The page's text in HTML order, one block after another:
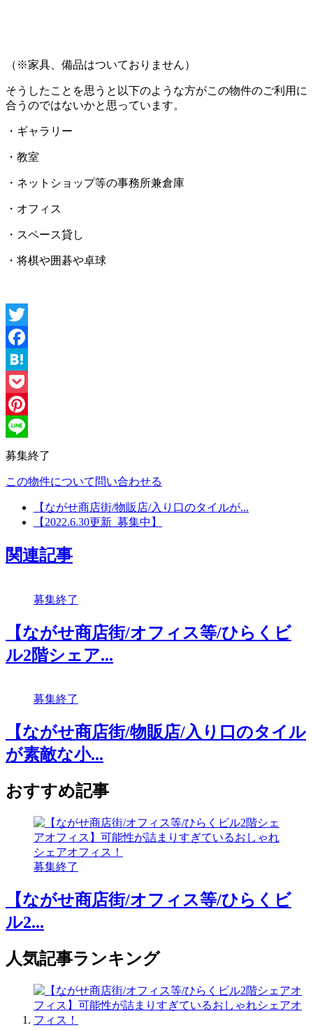
（※家具、備品はついておりません）
そうしたことを思うと以下のような方がこの物件のご利用に
合うのではないかと思っています。
・ギャラリー
・教室
・ネットショップ等の事務所兼倉庫
・オフィス
・スペース貸し
・将棋や囲碁や卓球
Twitter
Facebook
Hatena
Pocket
Pinterest
Line
募集終了
この物件について問い合わせる
【ながせ商店街/物販店/入り口のタイルが...
【2022.6.30更新_募集中】
関連記事
募集終了
【ながせ商店街/オフィス等/ひらくビ
ル2階シェア...
募集終了
【ながせ商店街/物販店/入り口のタイル
が素敵な小...
おすすめ記事
募集終了
【ながせ商店街/オフィス等/ひらくビ
ル2...
人気記事ランキング